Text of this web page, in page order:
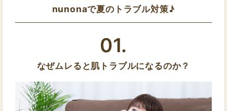
nunonaで夏のトラブル対策♪
01.
なぜムレると肌トラブルになるのか？